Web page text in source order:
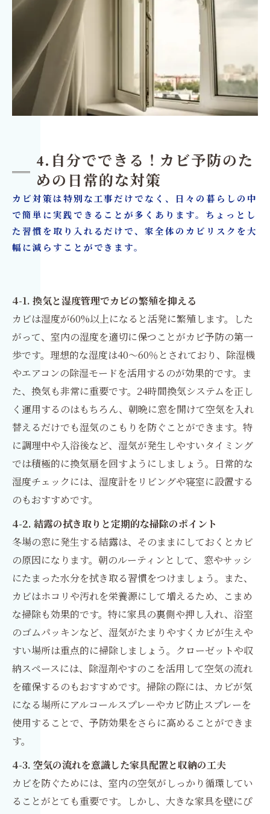
4.自分でできる！カビ予防のた
めの日常的な対策
カビ対策は特別な工事だけでなく、日々の暮らしの中
で簡単に実践できることが多くあります。ちょっとし
た習慣を取り入れるだけで、家全体のカビリスクを大
幅に減らすことができます。
4-1. 換気と湿度管理でカビの繁殖を抑える
カビは湿度が60%以上になると活発に繁殖します。した
がって、室内の湿度を適切に保つことがカビ予防の第一
歩です。理想的な湿度は40〜60％とされており、除湿機
やエアコンの除湿モードを活用するのが効果的です。ま
た、換気も非常に重要です。24時間換気システムを正し
く運用するのはもちろん、朝晩に窓を開けて空気を入れ
替えるだけでも湿気のこもりを防ぐことができます。特
に調理中や入浴後など、湿気が発生しやすいタイミング
では積極的に換気扇を回すようにしましょう。日常的な
湿度チェックには、湿度計をリビングや寝室に設置する
のもおすすめです。
4-2. 結露の拭き取りと定期的な掃除のポイント
冬場の窓に発生する結露は、そのままにしておくとカビ
の原因になります。朝のルーティンとして、窓やサッシ
にたまった水分を拭き取る習慣をつけましょう。また、
カビはホコリや汚れを栄養源にして増えるため、こまめ
な掃除も効果的です。特に家具の裏側や押し入れ、浴室
のゴムパッキンなど、湿気がたまりやすくカビが生えや
すい場所は重点的に掃除しましょう。クローゼットや収
納スペースには、除湿剤やすのこを活用して空気の流れ
を確保するのもおすすめです。掃除の際には、カビが気
になる場所にアルコールスプレーやカビ防止スプレーを
使用することで、予防効果をさらに高めることができま
す。
4-3. 空気の流れを意識した家具配置と収納の工夫
カビを防ぐためには、室内の空気がしっかり循環してい
ることがとても重要です。しかし、大きな家具を壁にぴ